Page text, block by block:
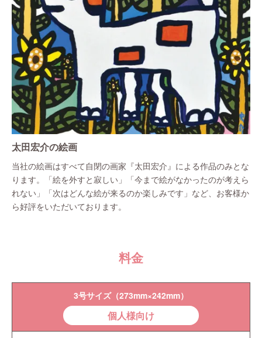
太田宏介の絵画
当社の絵画はすべて自閉の画家『太田宏介』による作品のみとな
ります。「絵を外すと寂しい」「今まで絵がなかったのが考えら
れない」「次はどんな絵が来るのか楽しみです」など、お客様か
ら好評をいただいております。
料金
3号サイズ（273mm×242mm）
個人様向け